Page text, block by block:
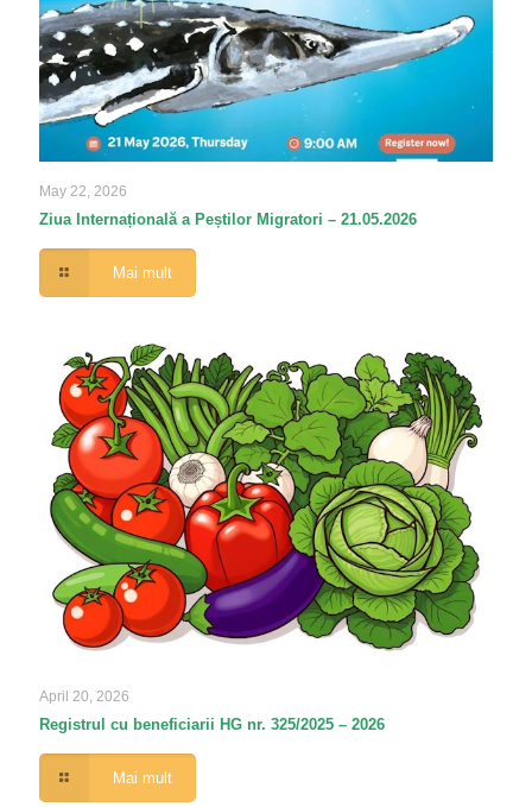
May 22, 2026
Ziua Internațională a Peștilor Migratori – 21.05.2026
Mai mult
April 20, 2026
Registrul cu beneficiarii HG nr. 325/2025 – 2026
Mai mult